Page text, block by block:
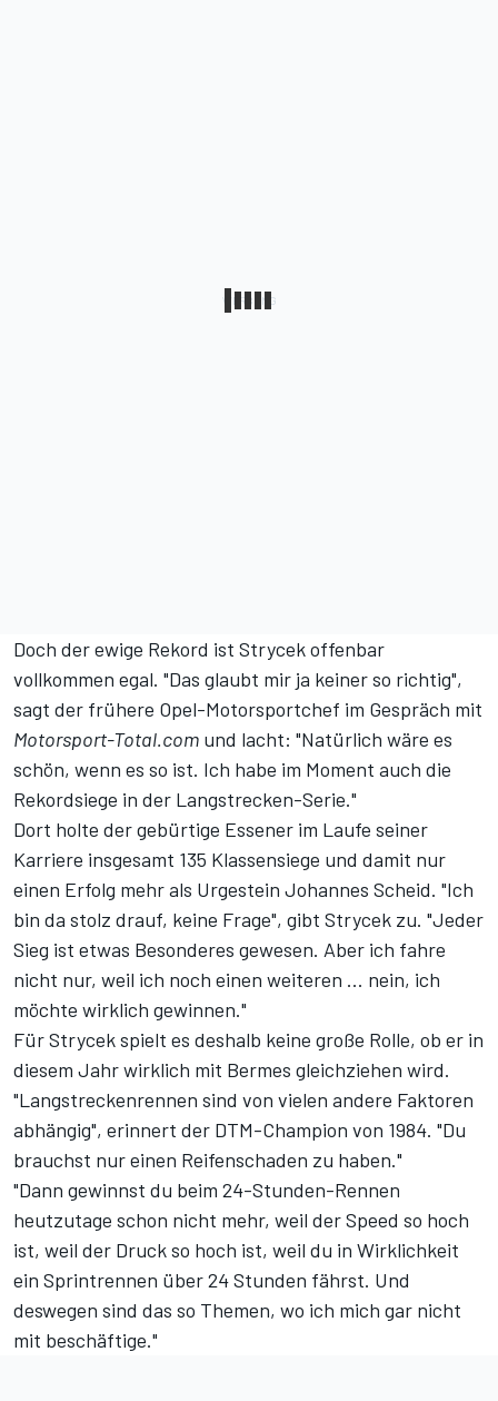
Doch der ewige Rekord ist Strycek offenbar
vollkommen egal. "Das glaubt mir ja keiner so richtig",
sagt der frühere Opel-Motorsportchef im Gespräch mit
Motorsport-Total.com und lacht: "Natürlich wäre es
schön, wenn es so ist. Ich habe im Moment auch die
Rekordsiege in der Langstrecken-Serie."
Dort holte der gebürtige Essener im Laufe seiner
Karriere insgesamt 135 Klassensiege und damit nur
einen Erfolg mehr als Urgestein Johannes Scheid. "Ich
bin da stolz drauf, keine Frage", gibt Strycek zu. "Jeder
Sieg ist etwas Besonderes gewesen. Aber ich fahre
nicht nur, weil ich noch einen weiteren ... nein, ich
möchte wirklich gewinnen."
Für Strycek spielt es deshalb keine große Rolle, ob er in
diesem Jahr wirklich mit Bermes gleichziehen wird.
"Langstreckenrennen sind von vielen andere Faktoren
abhängig", erinnert der DTM-Champion von 1984. "Du
brauchst nur einen Reifenschaden zu haben."
"Dann gewinnst du beim 24-Stunden-Rennen
heutzutage schon nicht mehr, weil der Speed so hoch
ist, weil der Druck so hoch ist, weil du in Wirklichkeit
ein Sprintrennen über 24 Stunden fährst. Und
deswegen sind das so Themen, wo ich mich gar nicht
mit beschäftige."